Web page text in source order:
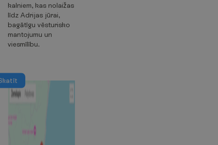
kalniem, kas nolaižas
līdz Adrijas jūrai,
bagātīgu vēsturisko
mantojumu un
viesmīlību.
katīt